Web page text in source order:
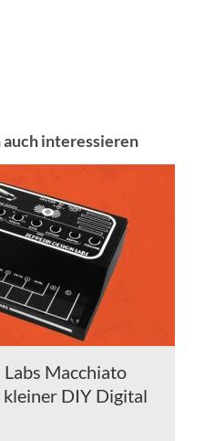
auch interessieren
Macchiato
DIY Digital